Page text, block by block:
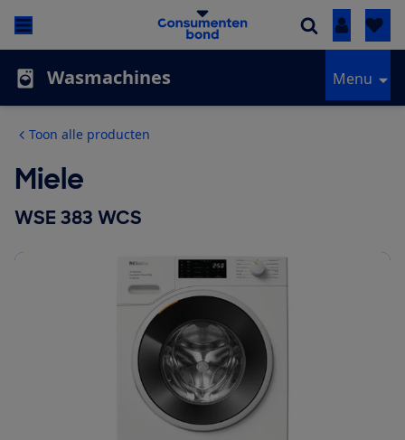
Inloggen
Wasmachines Menu
Toon alle producten
Miele
WSE 383 WCS